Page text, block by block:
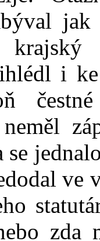
jak
krajský
i ke
se
ve
zda